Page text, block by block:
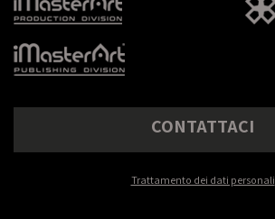
CONTATTACI
Trattamento dei dati personali